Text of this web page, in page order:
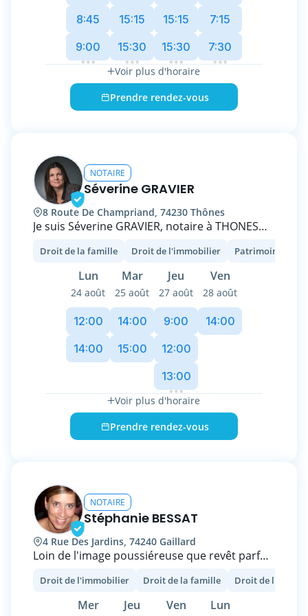
accueille avec écoute, transparence et
exigence.
Grâce à des outils modernes comme la
visioconférence certifiée ADNOV, je vous
assure un accompagnement personnalisé,
quel que soit votre lieu ou votre disponibilité.
humain et une relation de confiance.
8:45
9:00
15:15
15:30
15:15
15:30
7:15
7:30
Voir plus d'horaire
Prendre rendez-vous
NOTAIRE
Séverine GRAVIER
8 Route De Champriand, 74230 Thônes
Je suis Séverine GRAVIER, notaire à THONES
droit immobilier et le droit des successions.
Mon étude offre une écoute attentive et des
conseils personnalisés pour vous
et administratives. Fort de plus de 20 années
d'expérience, je m'engage à fournir un service
de qualité, transparent et adapté à vos
besoins. Prenez rendez-vous pour échanger
sur vos projets et obtenir des réponses à vos
questions juridiques.
Droit de la famille Droit de l'immobilier Patrimoine et
Lun Mar Jeu Ven
24 août 25 août 27 août 28 août
12:00
14:00
14:00
15:00
9:00
12:00
13:00
14:00
Voir plus d'horaire
Prendre rendez-vous
NOTAIRE
Stéphanie BESSAT
4 Rue Des Jardins, 74240 Gaillard
Loin de l'image poussiéreuse que revêt parfois
accompagner au gré des étapes importantes
de votre vie.
Droit de l'immobilier Droit de la famille Droit de
Mer Jeu Ven Lun